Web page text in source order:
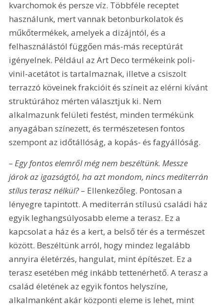
kvarchomok és persze víz. Többféle receptet
használunk, mert vannak betonburkolatok és
műkőtermékek, amelyek a dizájntól, és a
felhasználástól függően más-más receptúrát
igényelnek. Például az Art Deco termékeink poli-
vinil-acetátot is tartalmaznak, illetve a csiszolt
terrazzó köveinek frakcióit és színeit az elérni kívánt
struktúrához mérten választjuk ki. Nem
alkalmazunk felületi festést, minden termékünk
anyagában színezett, és természetesen fontos
szempont az időtállóság, a kopás- és fagyállóság.
– Egy fontos elemről még nem beszéltünk. Messze
járok az igazságtól, ha azt mondom, nincs mediterrán
stílus terasz nélkül? – Ellenkezőleg. Pontosan a
lényegre tapintott. A mediterrán stílusú családi ház
egyik leghangsúlyosabb eleme a terasz. Ez a
kapcsolat a ház és a kert, a belső tér és a természet
között. Beszéltünk arról, hogy mindez legalább
annyira életérzés, hangulat, mint építészet. Ez a
terasz esetében még inkább tettenérhető. A terasz a
család életének az egyik fontos helyszíne,
alkalmanként akár központi eleme is lehet, mint